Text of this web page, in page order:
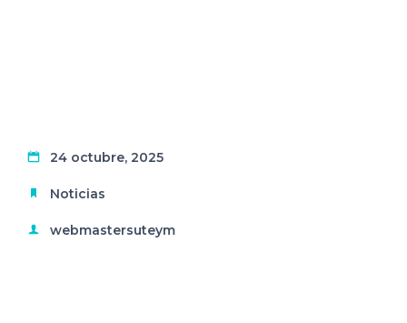
24 octubre, 2025
Noticias
webmastersuteym